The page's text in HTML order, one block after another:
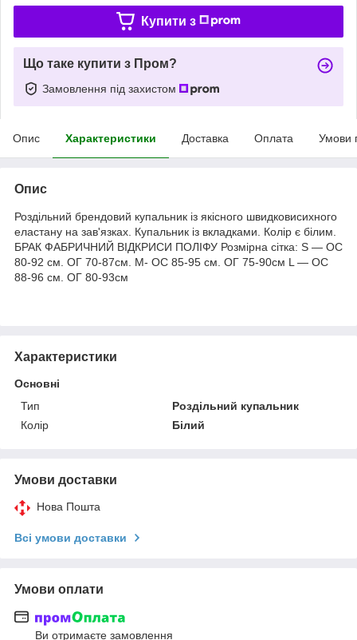
Купити з
Що таке купити з Пром?
Замовлення під захистом
Опис Характеристики Доставка Оплата Умови
Опис
Роздільний брендовий купальник із якісного швидковисихного
еластану на зав'язках. Купальник із вкладками. Колір є білим.
БРАК ФАБРИЧНИЙ ВІДКРИСИ ПОЛІФУ Розмірна сітка: S — ОС
80-92 см. ОГ 70-87см. M- ОС 85-95 см. ОГ 75-90см L — ОС
88-96 см. ОГ 80-93см
Характеристики
Основні
Тип
Роздільний купальник
Колір
Білий
Умови доставки
Нова Пошта
Всі умови доставки
Умови оплати
Ви отримаєте замовлення